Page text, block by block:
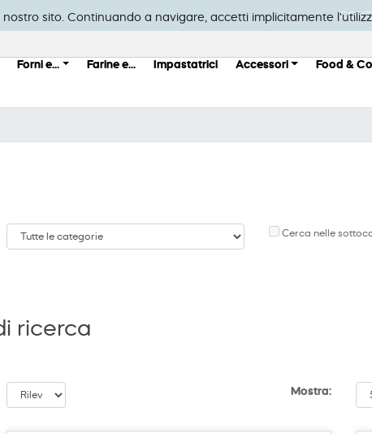
Forni e... Farine e... Impastatrici Accessori Food & Co
Cerca nelle
ricerca
Mostra:
sito. Continuando a navigare, accetti implicitamente